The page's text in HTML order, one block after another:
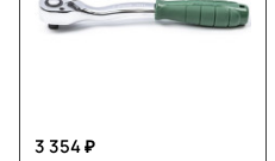
3 354 ₽